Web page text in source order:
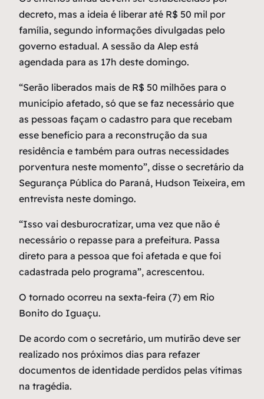
decreto, mas a ideia é liberar até R$ 50 mil por
família, segundo informações divulgadas pelo
governo estadual. A sessão da Alep está
agendada para as 17h deste domingo.
“Serão liberados mais de R$ 50 milhões para o
município afetado, só que se faz necessário que
as pessoas façam o cadastro para que recebam
esse benefício para a reconstrução da sua
residência e também para outras necessidades
porventura neste momento”, disse o secretário da
Segurança Pública do Paraná, Hudson Teixeira, em
entrevista neste domingo.
“Isso vai desburocratizar, uma vez que não é
necessário o repasse para a prefeitura. Passa
direto para a pessoa que foi afetada e que foi
cadastrada pelo programa”, acrescentou.
O tornado ocorreu na sexta-feira (7) em Rio
Bonito do Iguaçu.
De acordo com o secretário, um mutirão deve ser
realizado nos próximos dias para refazer
documentos de identidade perdidos pelas vítimas
na tragédia.